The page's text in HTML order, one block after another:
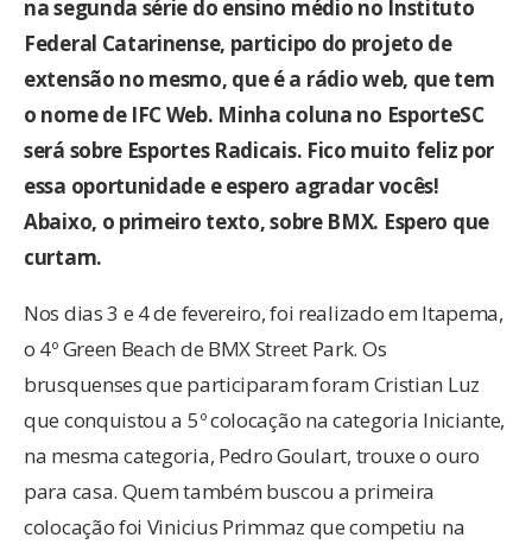
na segunda série do ensino médio no Instituto
Federal Catarinense, participo do projeto de
extensão no mesmo, que é a rádio web, que tem
o nome de IFC Web. Minha coluna no EsporteSC
será sobre Esportes Radicais. Fico muito feliz por
essa oportunidade e espero agradar vocês!
Abaixo, o primeiro texto, sobre BMX. Espero que
curtam.
Nos dias 3 e 4 de fevereiro, foi realizado em Itapema,
o 4º Green Beach de BMX Street Park. Os
brusquenses que participaram foram Cristian Luz
que conquistou a 5º colocação na categoria Iniciante,
na mesma categoria, Pedro Goulart, trouxe o ouro
para casa. Quem também buscou a primeira
colocação foi Vinicius Primmaz que competiu na